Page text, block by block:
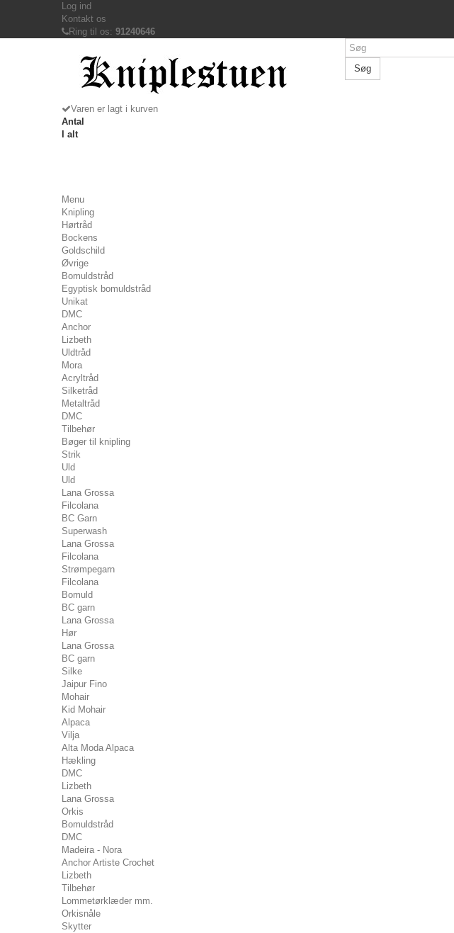
Log ind
Kontakt os
Ring til os: 91240646
Søg
Varen er lagt i kurven
Antal
I alt
Menu
Knipling
Hørtråd
Bockens
Goldschild
Øvrige
Bomuldstråd
Egyptisk bomuldstråd
Unikat
DMC
Anchor
Lizbeth
Uldtråd
Mora
Acryltråd
Silketråd
Metaltråd
DMC
Tilbehør
Bøger til knipling
Strik
Uld
Uld
Lana Grossa
Filcolana
BC Garn
Superwash
Lana Grossa
Filcolana
Strømpegarn
Filcolana
Bomuld
BC garn
Lana Grossa
Hør
Lana Grossa
BC garn
Silke
Jaipur Fino
Mohair
Kid Mohair
Alpaca
Vilja
Alta Moda Alpaca
Hækling
DMC
Lizbeth
Lana Grossa
Orkis
Bomuldstråd
DMC
Madeira - Nora
Anchor Artiste Crochet
Lizbeth
Tilbehør
Lommetørklæder mm.
Orkisnåle
Skytter